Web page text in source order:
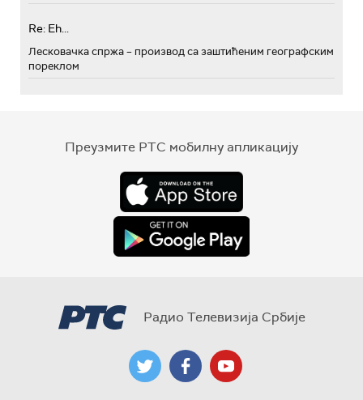
Re: Eh...
Лесковачка спржа – производ са заштићеним географским
пореклом
Преузмите РТС мобилну апликацију
Радио Телевизија Србије